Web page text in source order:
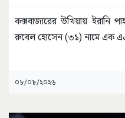
কক্সবাজারের উখিয়ায় ইরানি
রুবেল হোসেন (৩১) নামে এক
০৮/০৮/২০২৬